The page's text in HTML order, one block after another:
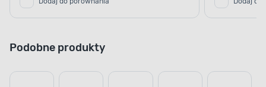
Podobne produkty